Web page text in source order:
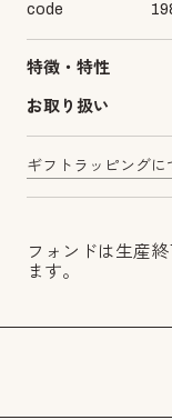
code
特徴・特性
お取り扱い
ギフトラッピングに
フォンドは生産
ます。